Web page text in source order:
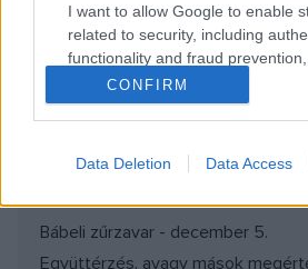
I want to allow Google to enable
related to security, including
functionality and fraud
user protection.
CONFIRM
Data Deletion Data Access
NBSP;NBSP;NBSP;MŰVÉSZETTEL
VILÁGÉRT!
Következő rendezvényeink:
Megkülönböztetés, sokszínűség
november 21.
Bábeli zűrzavar - december 5.
Együttérzés, avagy mások